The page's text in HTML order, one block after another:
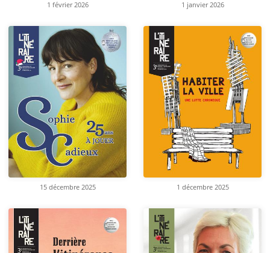
1 février 2026 1 janvier 2026
15 décembre 2025 1 décembre 2025